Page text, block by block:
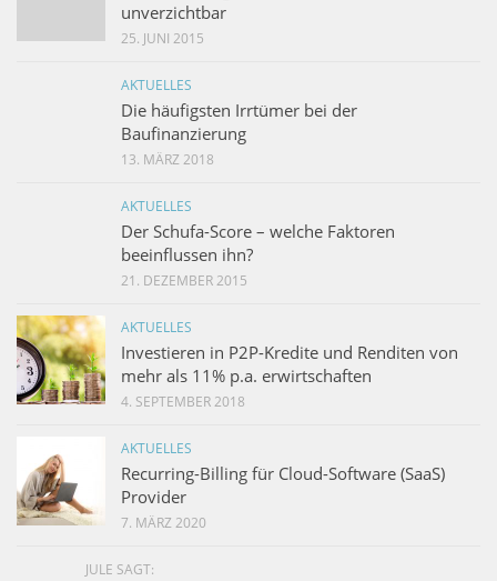
unverzichtbar
25. JUNI 2015
AKTUELLES
Die häufigsten Irrtümer bei der
Baufinanzierung
13. MÄRZ 2018
AKTUELLES
Der Schufa-Score – welche Faktoren
beeinflussen ihn?
21. DEZEMBER 2015
AKTUELLES
Investieren in P2P-Kredite und Renditen von
mehr als 11% p.a. erwirtschaften
4. SEPTEMBER 2018
AKTUELLES
Recurring-Billing für Cloud-Software (SaaS)
Provider
7. MÄRZ 2020
JULE SAGT: